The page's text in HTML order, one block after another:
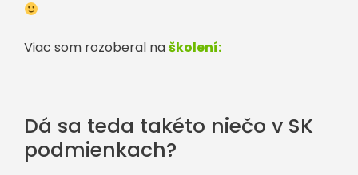
Viac som rozoberal naškolení:
Dá sa teda takéto niečo v SK
podmienkach?